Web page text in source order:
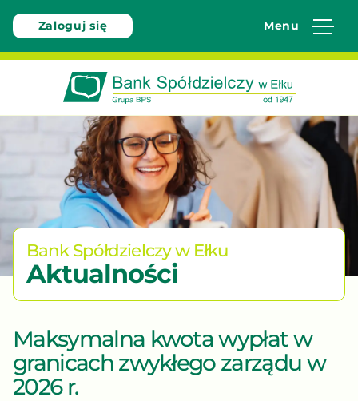
Menu
Zaloguj się
Bank
Spółdzielczy
w
Ełku
-
W
pełni
bezpieczny
bo
polski
Bank Spółdzielczy w Ełku
Aktualności
Maksymalna kwota wypłat w
granicach zwykłego zarządu w
2026 r.